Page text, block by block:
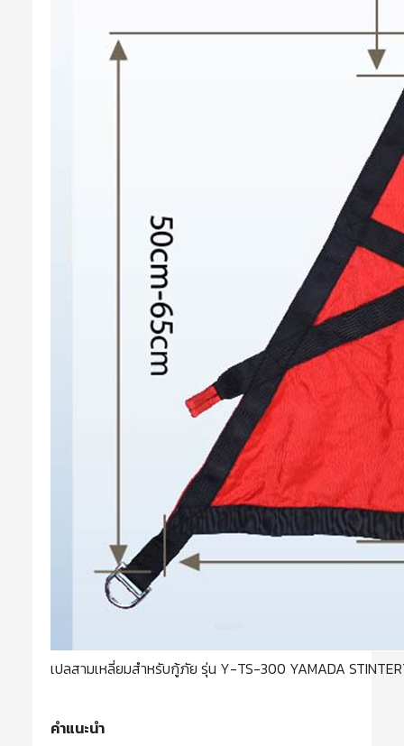
เปลสามเหลี่ยมสำหรับกู้ภัย รุ่น Y-TS-300 YAMADA
คำแนะนำ